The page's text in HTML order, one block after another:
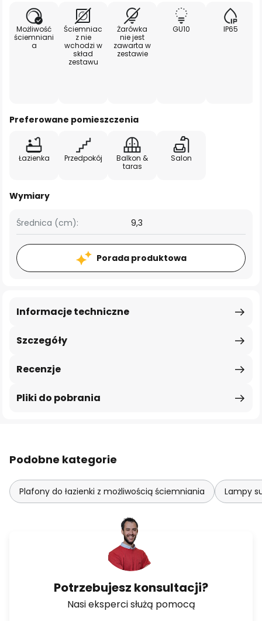
Możliwość
ściemniani
a
Ściemniac
z nie
wchodzi w
skład
zestawu
Żarówka
nie jest
zawarta w
zestawie
GU10 IP65
Preferowane pomieszczenia
Łazienka Przedpokój
Balkon &
taras
Salon
Wymiary
Średnica (cm): 9,3
Porada produktowa
Szczegóły
Informacje techniczne
Recenzje
Pliki do pobrania
Podobne kategorie
Plafony do łazienki z możliwością ściemniania Lampy
Potrzebujesz konsultacji?
Nasi eksperci służą pomocą